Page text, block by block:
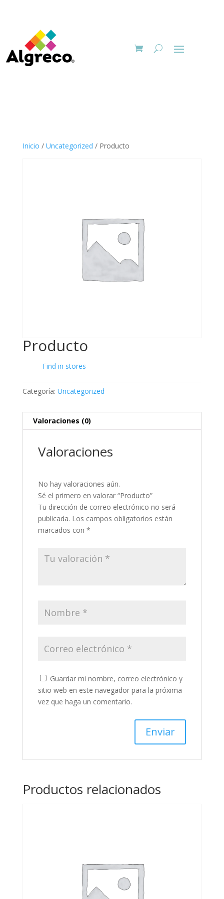
Inicio / Uncategorized / Producto
Producto
Find in stores
Categoría: Uncategorized
Valoraciones (0)
Valoraciones
No hay valoraciones aún.
Sé el primero en valorar “Producto”
Tu dirección de correo electrónico no será
publicada. Los campos obligatorios están
marcados con *
Guardar mi nombre, correo electrónico y
sitio web en este navegador para la próxima
vez que haga un comentario.
Productos relacionados